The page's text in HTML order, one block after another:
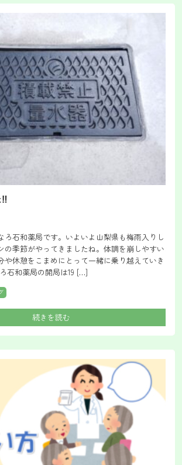
ろ石和薬局です。いよいよ山梨県も梅雨入りし
の季節がやってきましたね。体調を崩しやすい
や休憩をこまめにとって一緒に乗り越えていき
石和薬局の開局は19 […]
続きを読む